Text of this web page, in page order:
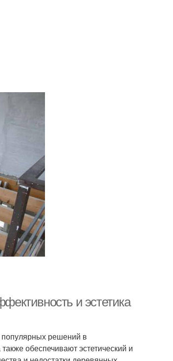
и эстетика
решений в
обеспечивают эстетический и